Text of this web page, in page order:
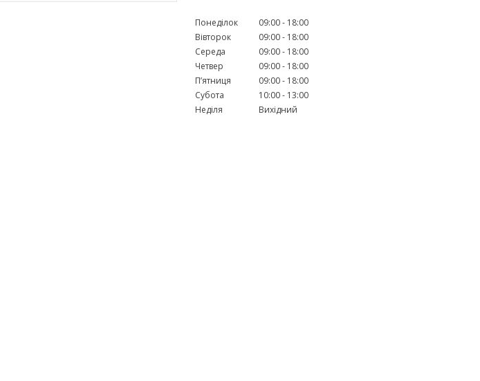
Понеділок 09:00
18:00
Вівторок
09:00
18:00
Середа
09:00
18:00
Четвер
09:00
18:00
Пʼятниця
09:00
18:00
Субота
10:00
13:00
Неділя
Вихідний